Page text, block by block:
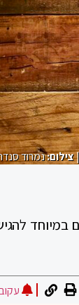
צילום:נמרוד
במיוחד
עקוב